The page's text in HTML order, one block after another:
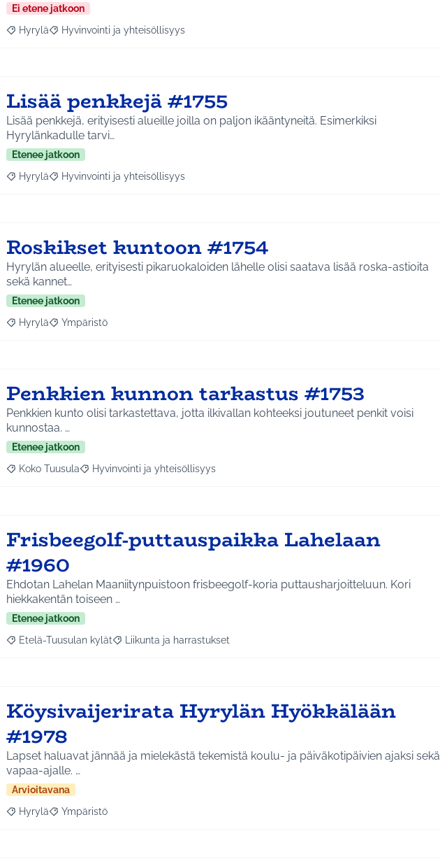
Ei etene jatkoon
Rajaa tulokset aihepiirin mukaan: Hyrylä
Hyrylä Rajaa tulokset teeman mukaan: Hyvinvointi ja yhteisöllisyys
Hyvinvointi ja yhteisöllisyys
Lisää penkkejä #1755
Lisää penkkejä, erityisesti alueille joilla on paljon ikääntyneitä. Esimerkiksi
Hyrylänkadulle tarvi…
Etenee jatkoon
Rajaa tulokset aihepiirin mukaan: Hyrylä
Hyrylä Rajaa tulokset teeman mukaan: Hyvinvointi ja yhteisöllisyys
Hyvinvointi ja yhteisöllisyys
Roskikset kuntoon #1754
Hyrylän alueelle, erityisesti pikaruokaloiden lähelle olisi saatava lisää roska-astioita
sekä kannet…
Etenee jatkoon
Rajaa tulokset aihepiirin mukaan: Hyrylä
Hyrylä Rajaa tulokset teeman mukaan: Ympäristö
Ympäristö
Penkkien kunnon tarkastus #1753
Penkkien kunto olisi tarkastettava, jotta ilkivallan kohteeksi joutuneet penkit voisi
kunnostaa. …
Etenee jatkoon
Rajaa tulokset aihepiirin mukaan: Koko Tuusula
Koko Tuusula Rajaa tulokset teeman mukaan: Hyvinvointi ja yhteisöllisyys
Hyvinvointi ja yhteisöllisyys
Frisbeegolf-puttauspaikka Lahelaan
#1960
Ehdotan Lahelan Maaniitynpuistoon frisbeegolf-koria puttausharjoitteluun. Kori
hiekkakentän toiseen …
Etenee jatkoon
Rajaa tulokset aihepiirin mukaan: Etelä-Tuusulan kylät
Etelä-Tuusulan kylät Rajaa tulokset teeman mukaan: Liikunta ja harrastukset
Liikunta ja harrastukset
Köysivaijerirata Hyrylän Hyökkälään
#1978
Lapset haluavat jännää ja mielekästä tekemistä koulu- ja päiväkotipäivien ajaksi sekä
vapaa-ajalle. …
Arvioitavana
Rajaa tulokset aihepiirin mukaan: Hyrylä
Hyrylä Rajaa tulokset teeman mukaan: Ympäristö
Ympäristö